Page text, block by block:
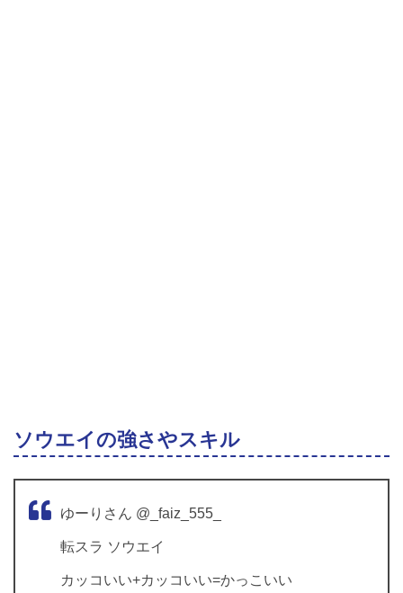
ソウエイの強さやスキル
ゆーりさん @_faiz_555_
転スラ ソウエイ
カッコいい+カッコいい=かっこいい